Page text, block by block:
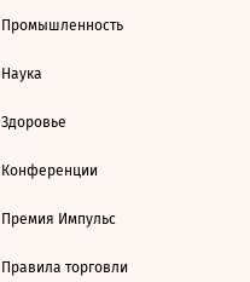
Промышленность
Наука
Здоровье
Конференции
Премия Импульс
Правила торговли